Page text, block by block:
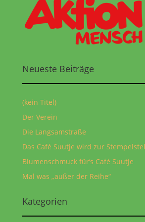
Neueste Beiträge
(kein Titel)
Der Verein
Die Langsamstraße
Das Café Suutje wird zur
Blumenschmuck für‘s Café Suutje
Mal was „außer der Reihe“
Kategorien